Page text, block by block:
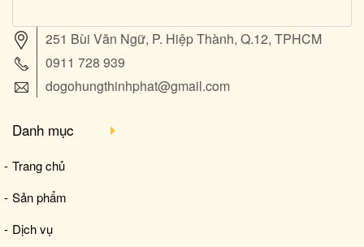
251 Bùi Văn Ngữ, P. Hiệp Thành, Q.12, TPHCM
0911 728 939
dogohungthinhphat@gmail.com
Danh mục
Trang chủ
Sản phẩm
Dịch vụ